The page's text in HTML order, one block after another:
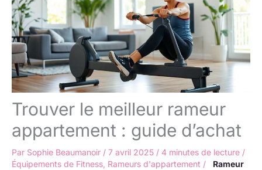
Trouver le meilleur rameur
appartement : guide d’achat
Par Sophie Beaumanoir / 7 avril 2025 / 4 minutes de lecture /
Équipements de Fitness Rameurs d'appartement /
Rameur